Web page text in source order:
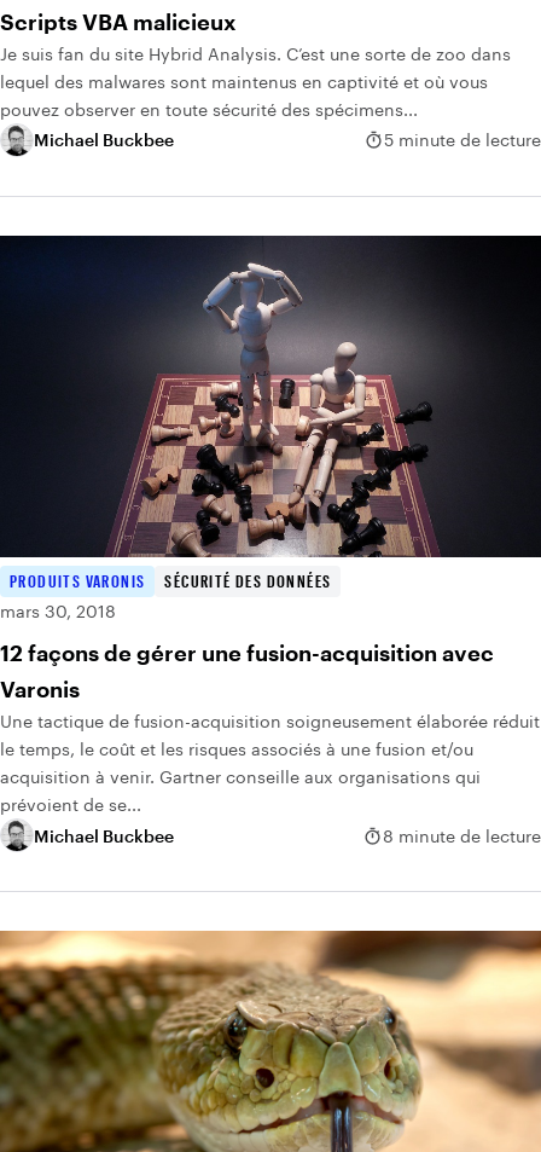
Scripts VBA malicieux
Je suis fan du site Hybrid Analysis. C’est une sorte de zoo dans
lequel des malwares sont maintenus en captivité et où vous
pouvez observer en toute sécurité des spécimens...
Michael Buckbee
5 minute de lecture
PRODUITS VARONIS
SÉCURITÉ DES DONNÉES
mars 30, 2018
12 façons de gérer une fusion-acquisition avec
Varonis
Une tactique de fusion-acquisition soigneusement élaborée réduit
le temps, le coût et les risques associés à une fusion et/ou
acquisition à venir. Gartner conseille aux organisations qui
prévoient de se...
Michael Buckbee
8 minute de lecture